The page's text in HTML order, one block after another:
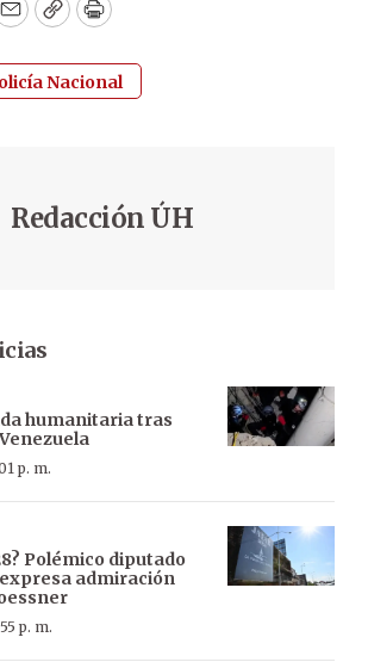
EmailCopyPrint
Nacional
Redacción ÚH
humanitaria tras
p. m.
Polémico diputado
admiración
p. m.